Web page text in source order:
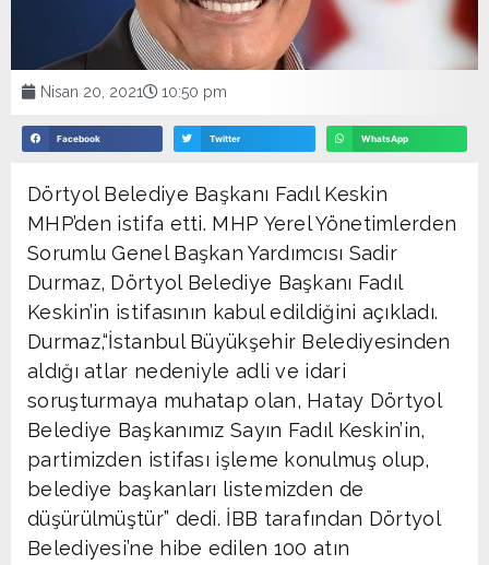
Nisan 20, 2021 10:50 pm
Facebook Twitter WhatsApp
Dörtyol Belediye Başkanı Fadıl Keskin
MHP’den istifa etti. MHP Yerel Yönetimlerden
Sorumlu Genel Başkan Yardımcısı Sadir
Durmaz, Dörtyol Belediye Başkanı Fadıl
Keskin’in istifasının kabul edildiğini açıkladı.
Durmaz,“İstanbul Büyükşehir Belediyesinden
aldığı atlar nedeniyle adli ve idari
soruşturmaya muhatap olan, Hatay Dörtyol
Belediye Başkanımız Sayın Fadıl Keskin’in,
partimizden istifası işleme konulmuş olup,
belediye başkanları listemizden de
düşürülmüştür” dedi. İBB tarafından Dörtyol
Belediyesi’ne hibe edilen 100 atın